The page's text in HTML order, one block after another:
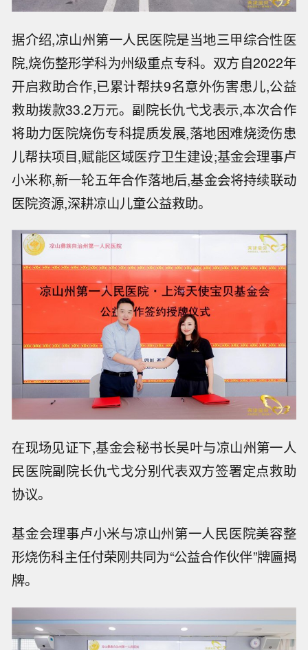
据介绍,凉山州第一人民医院是当地三甲综合性医
院,烧伤整形学科为州级重点专科。双方自2022年
开启救助合作,已累计帮扶9名意外伤害患儿,公益
救助拨款33.2万元。副院长仇弋戈表示,本次合作
将助力医院烧伤专科提质发展,落地困难烧烫伤患
儿帮扶项目,赋能区域医疗卫生建设;基金会理事卢
小米称,新一轮五年合作落地后,基金会将持续联动
医院资源,深耕凉山儿童公益救助。
在现场见证下,基金会秘书长吴叶与凉山州第一人
民医院副院长仇弋戈分别代表双方签署定点救助
协议。
基金会理事卢小米与凉山州第一人民医院美容整
形烧伤科主任付荣刚共同为“公益合作伙伴”牌匾揭
牌。